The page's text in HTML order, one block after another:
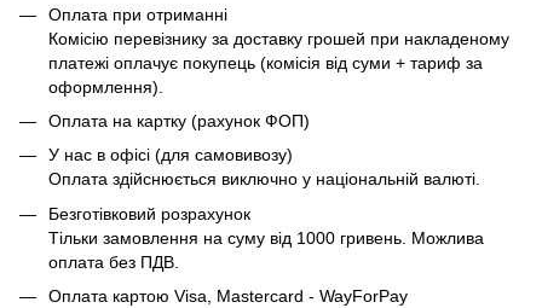
Оплата при отриманні
Комісію перевізнику за доставку грошей при накладеному
платежі оплачує покупець (комісія від суми + тариф за
оформлення).
Оплата на картку (рахунок ФОП)
У нас в офісі (для самовивозу)
Оплата здійснюється виключно у національній валюті.
Безготівковий розрахунок
Тільки замовлення на суму від 1000 гривень. Можлива
оплата без ПДВ.
Оплата картою Visa, Mastercard - WayForPay